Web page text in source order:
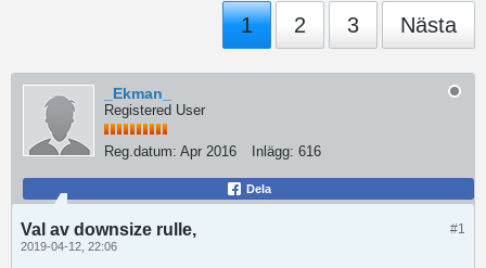
1 2 3 Nästa
_Ekman_
Registered User
Reg.datum: Apr 2016 Inlägg: 616
Dela
#1
Val av downsize rulle,
2019-04-12, 22:06